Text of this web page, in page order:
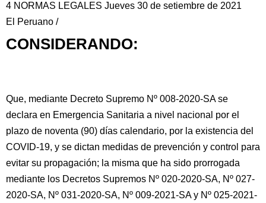
4 NORMAS LEGALES Jueves 30 de setiembre de 2021
El Peruano /
CONSIDERANDO:
Que, mediante Decreto Supremo Nº 008-2020-SA se
declara en Emergencia Sanitaria a nivel nacional por el
plazo de noventa (90) días calendario, por la existencia del
COVID-19, y se dictan medidas de prevención y control para
evitar su propagación; la misma que ha sido prorrogada
mediante los Decretos Supremos Nº 020-2020-SA, Nº 027-
2020-SA, Nº 031-2020-SA, Nº 009-2021-SA y Nº 025-2021-